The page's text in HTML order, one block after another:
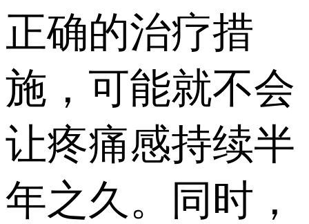
正确的治疗措
施，可能就不会
让疼痛感持续半
年之久。同时，